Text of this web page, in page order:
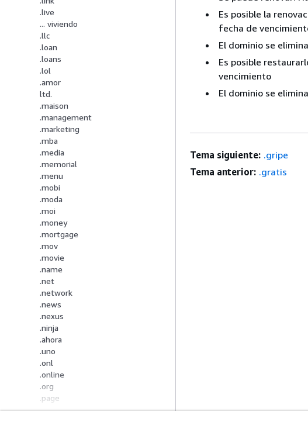
.live
... viviendo
.llc
.loan
.loans
.lol
.amor
ltd.
.maison
.management
.marketing
.mba
.media
.memorial
.menu
.mobi
.moda
.moi
.money
.mortgage
.mov
.movie
.name
.net
.network
.news
.nexus
.ninja
.ahora
.uno
.onl
.online
.org
.page
.partners
Es posible la
fecha de
El dominio se
Es posible
vencimiento
El dominio se
Tema siguiente: .gripe
Tema anterior: .gratis